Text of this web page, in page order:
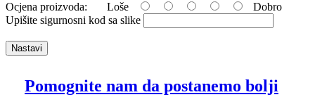
Ocjena proizvoda:
Loše
Dobro
Upišite sigurnosni kod sa slike
Nastavi
Pomognite nam da postanemo bolji